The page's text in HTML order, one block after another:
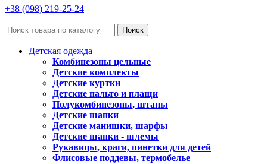
+38 (098) 219-25-24
Поиск
Детская одежда
Комбинезоны цельные
Детские комплекты
Детские куртки
Детские пальто и плащи
Полукомбинезоны, штаны
Детские шапки
Детские манишки, шарфы
Детские шапки - шлемы
Рукавицы, краги, пинетки для детей
Флисовые поддевы, термобелье